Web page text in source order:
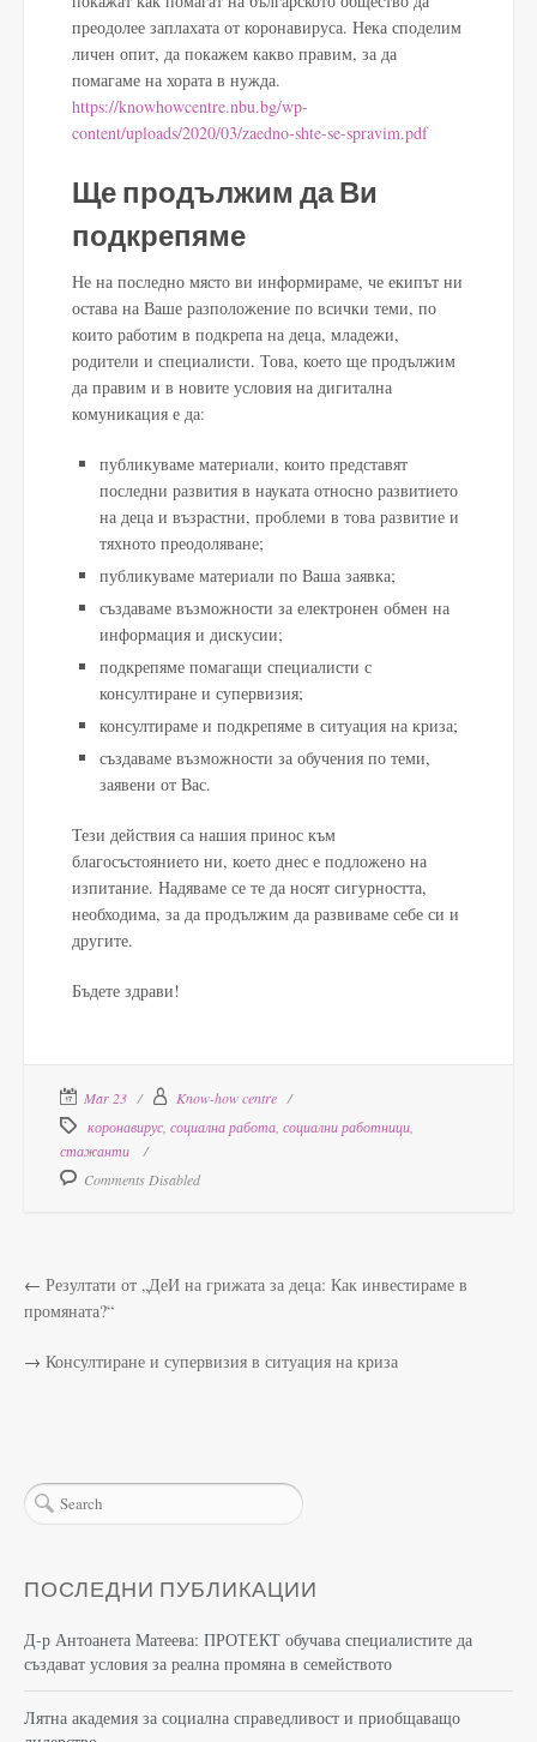
преодолее заплахата от коронавируса. Нека споделим
личен опит, да покажем какво правим, за да
помагаме на хората в нужда.
https://knowhowcentre.nbu.bg/wp-
content/uploads/2020/03/zaedno-shte-se-spravim.pdf
Ще продължим да Ви
подкрепяме
Не на последно място ви информираме, че екипът ни
остава на Ваше разположение по всички теми, по
които работим в подкрепа на деца, младежи,
родители и специалисти. Това, което ще продължим
да правим и в новите условия на дигитална
комуникация е да:
публикуваме материали, които представят
последни развития в науката относно развитието
на деца и възрастни, проблеми в това развитие и
тяхното преодоляване;
публикуваме материали по Ваша заявка;
създаваме възможности за електронен обмен на
информация и дискусии;
подкрепяме помагащи специалисти с
консултиране и супервизия;
консултираме и подкрепяме в ситуация на криза;
създаваме възможности за обучения по теми,
заявени от Вас.
Тези действия са нашия принос към
благосъстоянието ни, което днес е подложено на
изпитание. Надяваме се те да носят сигурността,
необходима, за да продължим да развиваме себе си и
другите.
Бъдете здрави!
Mar 23
Know-how centre
коронавирус социална работа социални работници
стажанти
Comments Disabled
← Резултати от „ДеИ на грижата за деца: Как инвестираме в
промяната?“
→ Консултиране и супервизия в ситуация на криза
ПОСЛЕДНИ ПУБЛИКАЦИИ
Д-р Антоанета Матеева: ПРОТЕКТ обучава специалистите да
създават условия за реална промяна в семейството
Лятна академия за социална справедливост и приобщаващо